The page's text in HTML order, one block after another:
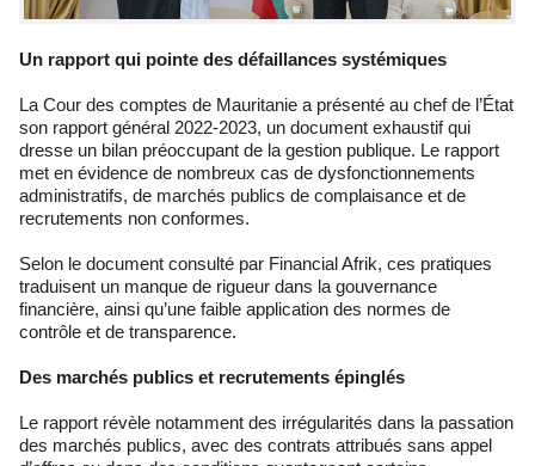
Un rapport qui pointe des défaillances systémiques
La Cour des comptes de Mauritanie a présenté au chef de l’État
son rapport général 2022-2023, un document exhaustif qui
dresse un bilan préoccupant de la gestion publique. Le rapport
met en évidence de nombreux cas de dysfonctionnements
administratifs, de marchés publics de complaisance et de
recrutements non conformes.
Selon le document consulté par Financial Afrik, ces pratiques
traduisent un manque de rigueur dans la gouvernance
financière, ainsi qu’une faible application des normes de
contrôle et de transparence.
Des marchés publics et recrutements épinglés
Le rapport révèle notamment des irrégularités dans la passation
des marchés publics, avec des contrats attribués sans appel